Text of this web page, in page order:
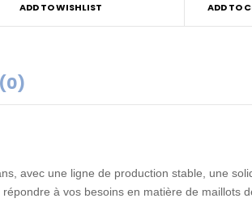
ADD TO WISHLIST ADD TO
avec une ligne de production stable, une
à vos besoins en matière de maillots